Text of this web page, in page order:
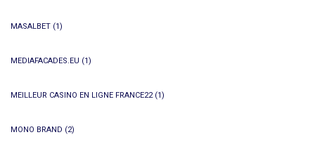
MASALBET (1)
MEDIAFACADES.EU (1)
MEILLEUR CASINO EN LIGNE FRANCE22(1)
MONO BRAND (2)